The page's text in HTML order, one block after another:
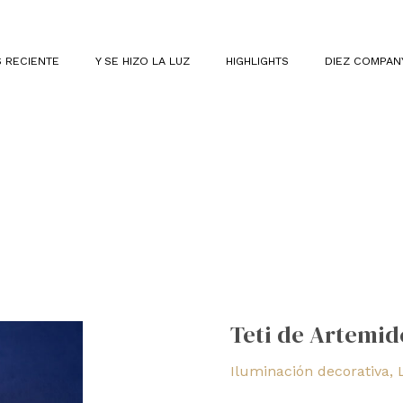
RECIENTE Y SE HIZO LA LUZ HIGHLIGHTS DIEZ
Teti de
Iluminación decorativa,
Artemide